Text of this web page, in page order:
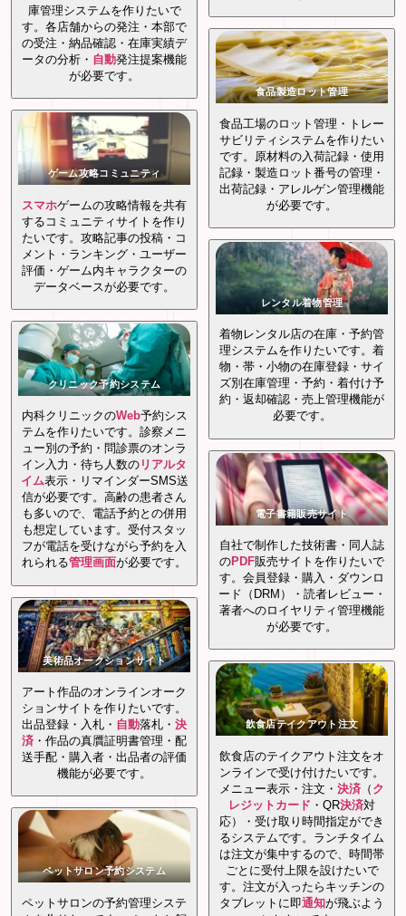
庫管理システムを作りたいで
す。各店舗からの発注・本部で
の受注・納品確認・在庫実績デ
ータの分析・ 自動発注提案機能
が必要です。
ゲーム攻略コミュニティ
スマホゲームの攻略情報を共有
するコミュニティサイトを作り
たいです。攻略記事の投稿・コ
メント・ランキング・ユーザー
評価・ゲーム内キャラクターの
データベースが必要です。
クリニック予約システム
内科クリニックのWeb予約シス
テムを作りたいです。診察メニ
ュー別の予約・問診票のオンラ
イン入力・待ち人数の リアルタ
イム表示・リマインダーSMS送
信が必要です。高齢の患者さん
も多いので、電話予約との併用
も想定しています。受付スタッ
フが電話を受けながら予約を入
れられる管理画面が必要です。
美術品オークションサイト
アート作品のオンラインオーク
ションサイトを作りたいです。
出品登録・入札・ 自動落札・ 決
済 ・作品の真贋証明書管理・配
送手配・購入者・出品者の評価
機能が必要です。
ペットサロン予約システム
ペットサロンの予約管理システ
食品製造ロット管理
食品工場のロット管理・トレー
サビリティシステムを作りたい
です。原材料の入荷記録・使用
記録・製造ロット番号の管理・
出荷記録・アレルゲン管理機能
が必要です。
レンタル着物管理
着物レンタル店の在庫・予約管
理システムを作りたいです。着
物・帯・小物の在庫登録・サイ
ズ別在庫管理・予約・着付け予
約・返却確認・売上管理機能が
必要です。
電子書籍販売サイト
自社で制作した技術書・同人誌
のPDF販売サイトを作りたいで
す。会員登録・購入・ダウンロ
ード（DRM）・読者レビュー・
著者へのロイヤリティ管理機能
が必要です。
飲食店テイクアウト注文
飲食店のテイクアウト注文をオ
ンラインで受け付けたいです。
メニュー表示・注文・ 決済 （ ク
レジットカード ・QR決済対
応）・受け取り時間指定ができ
るシステムです。ランチタイム
は注文が集中するので、時間帯
ごとに受付上限を設けたいで
す。注文が入ったらキッチンの
タブレットに即通知が飛ぶよう